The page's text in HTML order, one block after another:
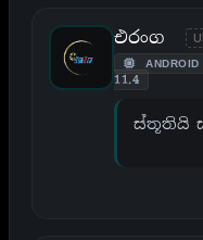
එරංග
11.4
ස්තූතියි